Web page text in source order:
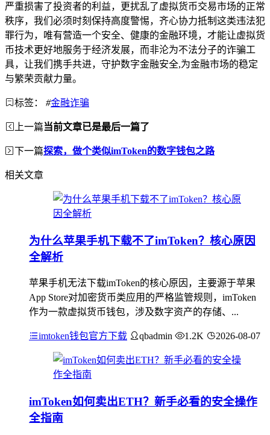
严重损害了投资者的利益，更扰乱了虚拟货币交易市场的正常
秩序，我们必须时刻保持高度警惕，齐心协力抵制这类违法犯
罪行为，唯有营造一个安全、健康的金融环境，才能让虚拟货
币技术更好地服务于经济发展，而非沦为不法分子的诈骗工
具，让我们携手共进，守护数字金融安全,为金融市场的稳定
与繁荣贡献力量。
标签： #金融诈骗
上一篇当前文章已是最后一篇了
下一篇探索，做个类似imToken的数字钱包之路
相关文章
为什么苹果手机下载不了imToken？核心原因
全解析
苹果手机无法下载imToken的核心原因，主要源于苹果
App Store对加密货币类应用的严格监管规则，imToken
作为一款虚拟货币钱包，涉及数字资产的存储、...
imtoken钱包官方下载 qbadmin 1.2K 2026-08-07
imToken如何卖出ETH？新手必看的安全操作
全指南